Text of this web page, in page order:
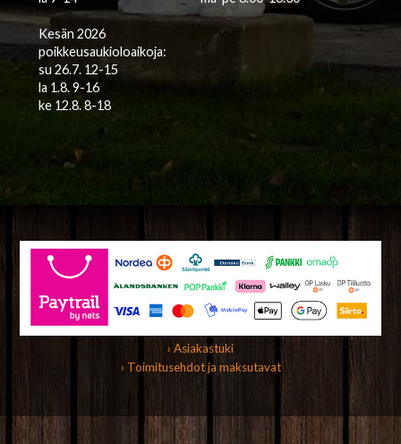
Kesän 2026
poikkeusaukioloaikoja:
su 26.7. 12-15
la 1.8. 9-16
ke 12.8. 8-18
› Asiakastuki
› Toimitusehdot ja maksutavat